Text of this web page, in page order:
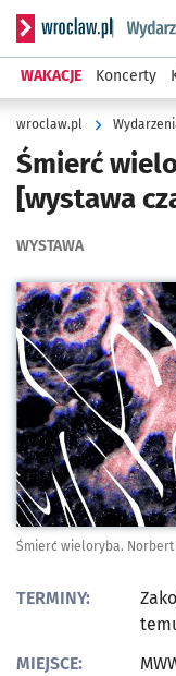
Serwis
WAKACJE Koncerty
wroclaw.pl
Śmierć
[wystawa
WYSTAWA
Kliknij, aby
Śmierć wieloryba. Norbert
TERMINY:
MIEJSCE: